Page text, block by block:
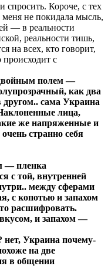
спросить. Короче, с тех
меня не покидала мысль,
— в реальности
реальности тишь,
на всех, кто говорит,
происходит с
полем —
как два
сама Украина
лица,
же напряженные и
странно себя
— пленка
с той, внутренней
между сферами
с копотью и запахом
расшифровать.
и запахом —
нет, Украина почему-
на две
в общении